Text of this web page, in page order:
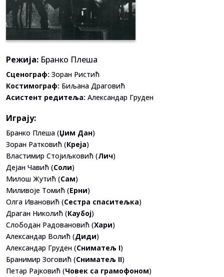
Режија: Бранко Плеша
Сценограф: Зоран Ристић
Костимограф: Биљана Драговић
Асистент редитеља: Александар Груден
Играју:
Бранко Плеша (Џим Дан)
Зоран Ратковић (Креја)
Властимир Стојиљковић (Лич)
Дејан Чавић (Соли)
Милош Жутић (Сам)
Миливоје Томић (Ерни)
Олга Ивановић (Сестра спаситељка)
Драган Николић (Каубој)
Слободан Радовановић (Хари)
Александар Волић (Диди)
Александар Груден (Сниматељ I)
Бранимир Зоговић (Сниматељ II)
Петар Рајковић (Човек са грамофоном)